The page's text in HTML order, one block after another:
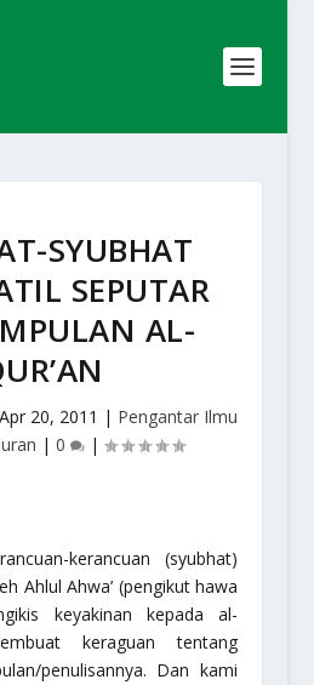
SYUBHAT
SEPUTAR
AL-
Apr 20, 2011 | Pengantar Ilmu
| 0 |
kerancuan (syubhat)
Ahlul Ahwa’ (pengikut hawa
keyakinan kepada al-
keraguan tentang
penulisannya. Dan kami